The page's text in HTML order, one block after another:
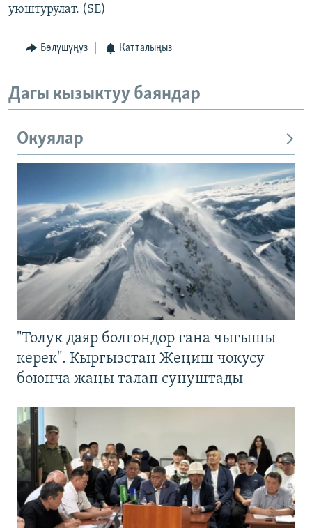
уюштурулат. (SE)
Бөлүшүңүз Катталыңыз
Дагы кызыктуу баяндар
Окуялар
"Толук даяр болгондор гана чыгышы
керек". Кыргызстан Жеңиш чокусу
боюнча жаңы талап сунуштады